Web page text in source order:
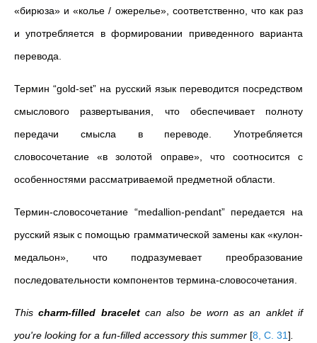
«бирюза» и «колье / ожерелье», соответственно, что как раз
и употребляется в формировании приведенного варианта
перевода.
Термин “gold-set” на русский язык переводится посредством
смыслового развертывания, что обеспечивает полноту
передачи смысла в переводе. Употребляется
словосочетание «в золотой оправе», что соотносится с
особенностями рассматриваемой предметной области.
Термин-словосочетание “medallion-pendant” передается на
русский язык с помощью грамматической замены как «кулон-
медальон», что подразумевает преобразование
последовательности компонентов термина-словосочетания.
Thischarm-filled braceletcan also be worn as an anklet if
you're looking for a fun-filled accessory this summer [8, C. 31]